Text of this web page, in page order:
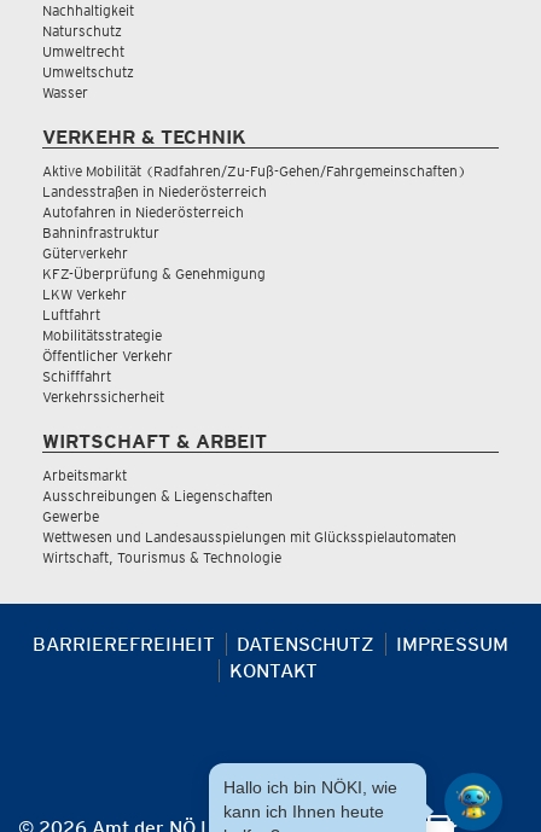
Nachhaltigkeit
Naturschutz
Umweltrecht
Umweltschutz
Wasser
VERKEHR & TECHNIK
Aktive Mobilität (Radfahren/Zu-Fuß-Gehen/Fahrgemeinschaften)
Landesstraßen in Niederösterreich
Autofahren in Niederösterreich
Bahninfrastruktur
Güterverkehr
KFZ-Überprüfung & Genehmigung
LKW Verkehr
Luftfahrt
Mobilitätsstrategie
Öffentlicher Verkehr
Schifffahrt
Verkehrssicherheit
WIRTSCHAFT & ARBEIT
Arbeitsmarkt
Ausschreibungen & Liegenschaften
Gewerbe
Wettwesen und Landesausspielungen mit Glücksspielautomaten
Wirtschaft, Tourismus & Technologie
BARRIEREFREIHEIT DATENSCHUTZ
IMPRESSUM
KONTAKT
Hallo ich bin NÖKI, wie
kann ich Ihnen heute